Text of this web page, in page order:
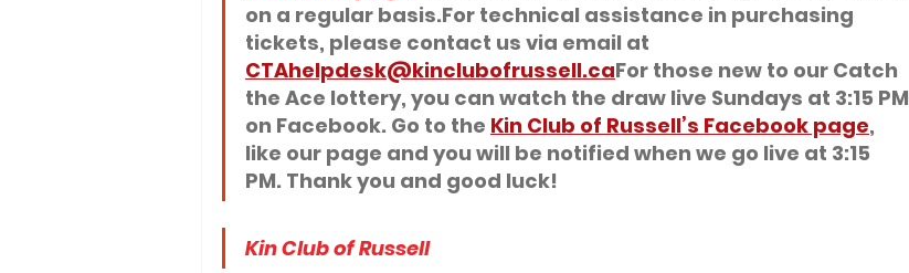
on a regular basis.For technical assistance in purchasing
tickets, please contact us via email at
CTAhelpdesk@kinclubofrussell.caFor those new to our Catch
the Ace lottery, you can watch the draw live Sundays at 3:15 PM
on Facebook. Go to the Kin Club of Russell’s Facebook page,
like our page and you will be notified when we go live at 3:15
PM. Thank you and good luck!
Kin Club of Russell